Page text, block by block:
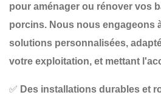
pour aménager ou rénover vos
porcins. Nous nous engageons
solutions personnalisées,
votre exploitation, et mettant
✅ Des installations durables et